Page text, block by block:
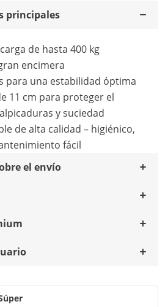
principales
de hasta 400 kg
encimera
para una estabilidad óptima
11 cm para proteger el
y suciedad
de alta calidad – higiénico,
fácil
el envío